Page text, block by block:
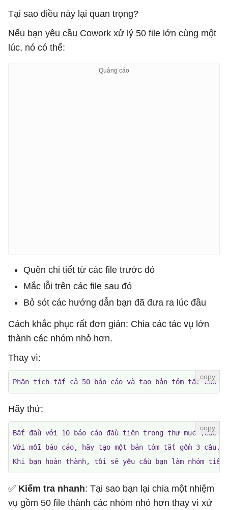
Tại sao điều này lại quan trọng?
Nếu bạn yêu cầu Cowork xử lý 50 file lớn cùng một
lúc, nó có thể:
Quên chi tiết từ các file trước đó
Mắc lỗi trên các file sau đó
Bỏ sót các hướng dẫn bạn đã đưa ra lúc đầu
Cách khắc phục rất đơn giản: Chia các tác vụ lớn
thành các nhóm nhỏ hơn.
Thay vì:
Phân tích tất cả 50 báo cáo và tạo bản tóm tắt cho
Hãy thử:
Bắt đầu với 10 báo cáo đầu tiên trong thư mục (các
Với mỗi báo cáo, hãy tạo một bản tóm tắt gồm 3 câu.
Khi bạn hoàn thành, tôi sẽ yêu cầu bạn làm nhóm
✅ Kiểm tra nhanh: Tại sao bạn lại chia một nhiệm
vụ gồm 50 file thành các nhóm nhỏ hơn thay vì xử